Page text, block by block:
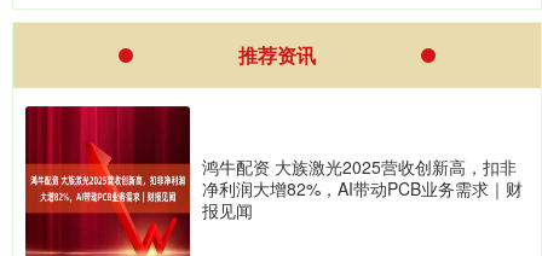
推荐资讯
鸿牛配资 大族激光2025营收创新高，扣非
净利润大增82%，AI带动PCB业务需求｜财
报见闻